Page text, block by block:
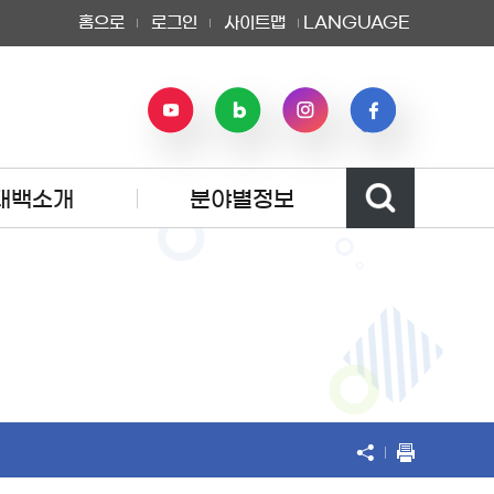
홈으로 로그인 사이트맵 LANGUAGE
백소개 분야별정보